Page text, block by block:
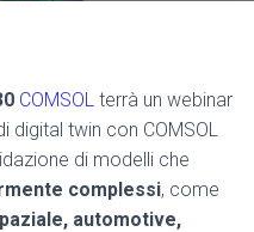
COMSOL terrà un webinar
digital twin con COMSOL
di modelli che
complessi, come
automotive,